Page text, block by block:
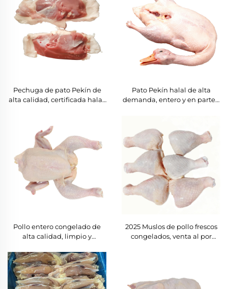
Pechuga de pato Pekín de
alta calidad, certificada halal,
Pato Pekín halal de alta
demanda, entero y en partes,
granel para distribuidores
globales
Pollo entero congelado de
alta calidad, limpio y
competitivos para venta al
por mayor, sin residuos
viscerales
2025 Muslos de pollo frescos
congelados, venta al por